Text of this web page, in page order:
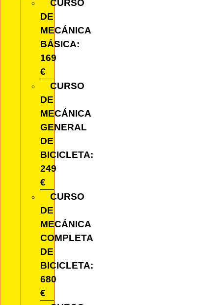
CURSO
DE
MECÁNICA
BÁSICA:
169
€
CURSO
DE
MECÁNICA
GENERAL
DE
BICICLETA:
249
€
CURSO
DE
MECÁNICA
COMPLETA
DE
BICICLETA:
680
€